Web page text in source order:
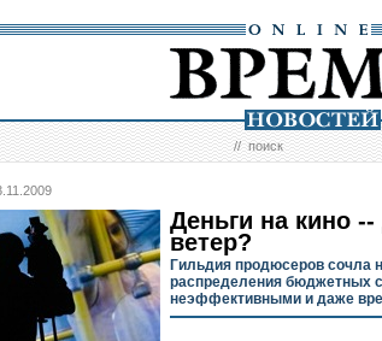
//поиск
Деньги на кино --
ветер?
Гильдия продюсеров сочла
распределения бюджетных
неэффективными и даже